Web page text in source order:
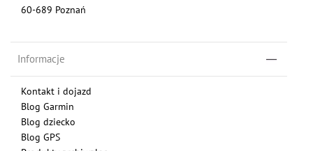
60-689 Poznań
Informacje
Kontakt i dojazd
Blog Garmin
Blog dziecko
Blog GPS